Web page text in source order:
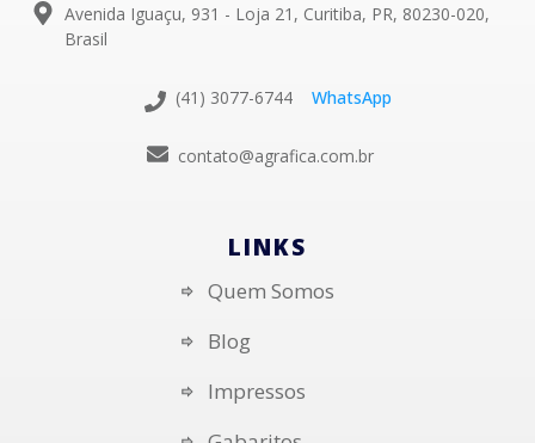
Avenida Iguaçu, 931 - Loja 21, Curitiba, PR, 80230-020,
Brasil
(41) 3077-6744 WhatsApp
contato@agrafica.com.br
LINKS
Quem Somos
Blog
Impressos